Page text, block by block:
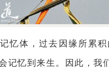
忆体，过去因缘所累
记忆到来生。因此，我